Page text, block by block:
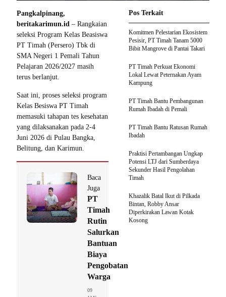
Pangkalpinang,
beritakarimun.id – Rangkaian
seleksi Program Kelas Beasiswa
PT Timah (Persero) Tbk di
SMA Negeri 1 Pemali Tahun
Pelajaran 2026/2027 masih
terus berlanjut.
Saat ini, proses seleksi program
Kelas Besiswa PT Timah
memasuki tahapan tes kesehatan
yang dilaksanakan pada 2-4
Juni 2026 di Pulau Bangka,
Belitung, dan Karimun.
Baca
Juga
PT
Timah
Rutin
Salurkan
Bantuan
Biaya
Pengobatan
Warga
09
Pos Terkait
Komitmen Pelestarian Ekosistem
Pesisir, PT Timah Tanam 5000
Bibit Mangrove di Pantai Takari
PT Timah Perkuat Ekonomi
Lokal Lewat Peternakan Ayam
Kampung
PT Timah Bantu Pembangunan
Rumah Ibadah di Pemali
PT Timah Bantu Ratusan Rumah
Ibadah
Praktisi Pertambangan Ungkap
Potensi LTJ dari Sumberdaya
Sekunder Hasil Pengolahan
Timah
Khazalik Batal Ikut di Pilkada
Bintan, Robby Ansar
Diperkirakan Lawan Kotak
Kosong